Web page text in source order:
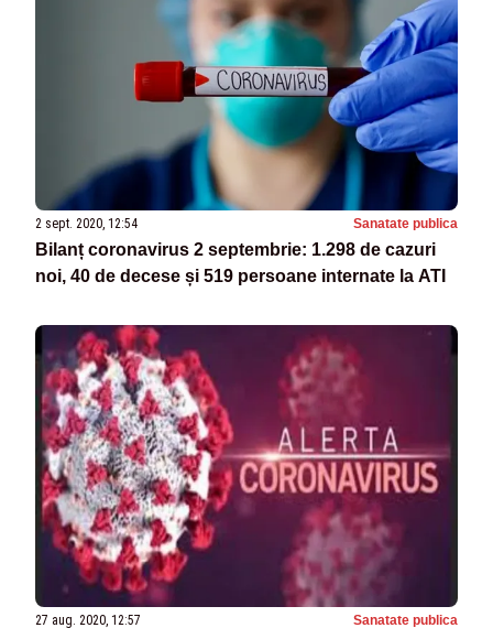
2 sept. 2020, 12:54 Sanatate publica
Bilanț coronavirus 2 septembrie: 1.298 de cazuri
noi, 40 de decese și 519 persoane internate la ATI
27 aug. 2020, 12:57 Sanatate publica